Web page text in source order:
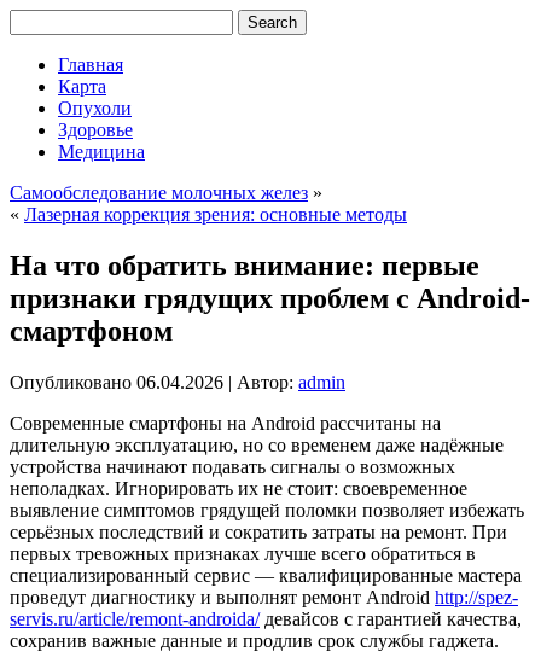
Главная
Карта
Опухоли
Здоровье
Медицина
Самообследование молочных желез »
« Лазерная коррекция зрения: основные методы
На что обратить внимание: первые
признаки грядущих проблем с Android-
смартфоном
Опубликовано 06.04.2026 | Автор: admin
Современные смартфоны на Android рассчитаны на
длительную эксплуатацию, но со временем даже надёжные
устройства начинают подавать сигналы о возможных
неполадках. Игнорировать их не стоит: своевременное
выявление симптомов грядущей поломки позволяет избежать
серьёзных последствий и сократить затраты на ремонт. При
первых тревожных признаках лучше всего обратиться в
специализированный сервис — квалифицированные мастера
проведут диагностику и выполнят ремонт Android http://spez-
servis.ru/article/remont-androida/девайсов с гарантией качества,
сохранив важные данные и продлив срок службы гаджета.